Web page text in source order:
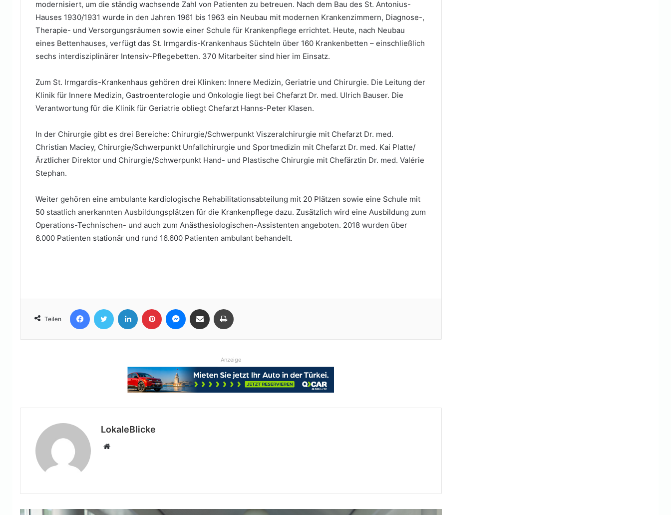
modernisiert, um die ständig wachsende Zahl von Patienten zu betreuen. Nach dem Bau des St. Antonius-
Hauses 1930/1931 wurde in den Jahren 1961 bis 1963 ein Neubau mit modernen Krankenzimmern, Diagnose-,
Therapie- und Versorgungsräumen sowie einer Schule für Krankenpflege errichtet. Heute, nach Neubau
eines Bettenhauses, verfügt das St. Irmgardis-Krankenhaus Süchteln über 160 Krankenbetten – einschließlich
sechs interdisziplinärer Intensiv-Pflegebetten. 370 Mitarbeiter sind hier im Einsatz.
Zum St. Irmgardis-Krankenhaus gehören drei Klinken: Innere Medizin, Geriatrie und Chirurgie. Die Leitung der
Klinik für Innere Medizin, Gastroenterologie und Onkologie liegt bei Chefarzt Dr. med. Ulrich Bauser. Die
Verantwortung für die Klinik für Geriatrie obliegt Chefarzt Hanns-Peter Klasen.
In der Chirurgie gibt es drei Bereiche: Chirurgie/Schwerpunkt Viszeral­chirurgie mit Chefarzt Dr. med.
Christian Maciey, Chirurgie/Schwerpunkt Unfallchirurgie und Sportmedizin mit Chefarzt Dr. med. Kai Platte/
Ärztlicher Direktor und Chirurgie/Schwerpunkt Hand- und Plastische Chirurgie mit Chefärztin Dr. med. Valérie
Stephan.
Weiter gehören eine ambulante kardiologische Rehabilitationsabteilung mit 20 Plätzen sowie eine Schule mit
50 staatlich anerkannten Ausbildungs­plätzen für die Krankenpflege dazu. Zusätzlich wird eine Ausbildung zum
Operations-Technischen- und auch zum Anästhesiologischen-Assistenten angeboten. 2018 wurden über
6.000 Patienten stationär und rund 16.600 Patienten ambulant behandelt.
Teilen
FacebookTwitter LinkedIn Pinterest Messenger
Teile per E-Mail
Anzeige
LokaleBlicke
Webseite